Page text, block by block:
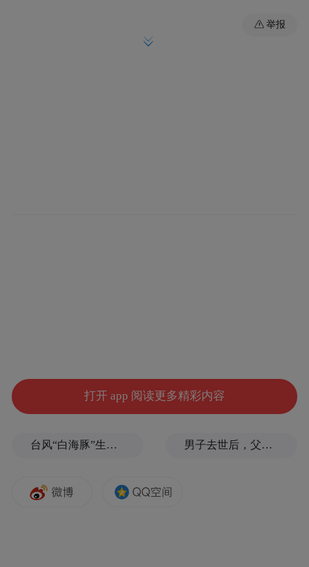
汉时期节气研讨场景，成为“科技+文旅”融合
典范。
业态创新持续释放消费活力。安徽楚文化博
城沉浸式光影秀等新业态备受游客青睐。借
举报
打开 app 阅读更多精彩内容
台风“白海豚”生命史即将超过15天，是普通台风3倍以上，环流直径达1300公里 男子去世后，父母要求对孙子进行亲子鉴定，儿媳拒绝